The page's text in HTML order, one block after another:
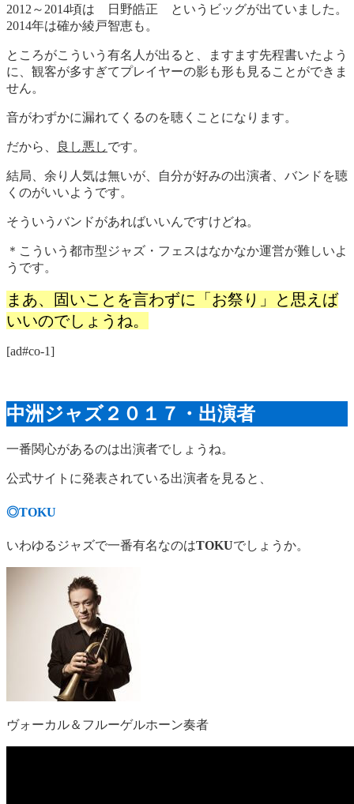
2012～2014頃は 日野皓正 というビッグが出ていました。
2014年は確か綾戸智恵も。
ところがこういう有名人が出ると、ますます先程書いたよう
に、観客が多すぎてプレイヤーの影も形も見ることができま
せん。
音がわずかに漏れてくるのを聴くことになります。
だから、 良し悪しです。
結局、余り人気は無いが、自分が好みの出演者、バンドを聴
くのがいいようです。
そういうバンドがあればいいんですけどね。
＊こういう都市型ジャズ・フェスはなかなか運営が難しいよ
うです。
まあ、固いことを言わずに「お祭り」と思えば
いいのでしょうね。
[ad#co-1]
中洲ジャズ２０１７・出演者
一番関心があるのは出演者でしょうね。
公式サイトに発表されている出演者を見ると、
◎TOKU
いわゆるジャズで一番有名なのはTOKUでしょうか。
ヴォーカル＆フルーゲルホーン奏者